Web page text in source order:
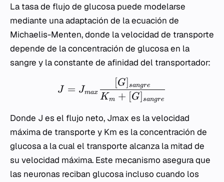
La tasa de flujo de glucosa puede modelarse
mediante una adaptación de la ecuación de
Michaelis-Menten, donde la velocidad de transporte
depende de la concentración de glucosa en la
sangre y la constante de afinidad del transportador:
J = Jmax Km + G sangre
G sangre
Donde J es el flujo neto, Jmax es la velocidad
máxima de transporte y Km es la concentración de
glucosa a la cual el transporte alcanza la mitad de
su velocidad máxima. Este mecanismo asegura que
las neuronas reciban glucosa incluso cuando los